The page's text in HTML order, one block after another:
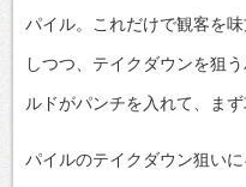
パイル。これだけで観客を
しつつ、テイクダウンを狙
ルドがパンチを入れて、まず
パイルのテイクダウン狙い